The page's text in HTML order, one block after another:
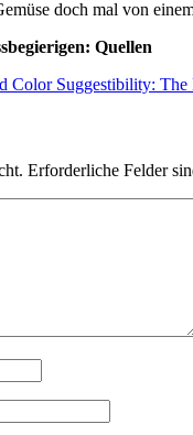
doch mal von
Quellen
Color Suggestibility:
Erforderliche Felder